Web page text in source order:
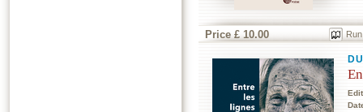
Price £ 10.00